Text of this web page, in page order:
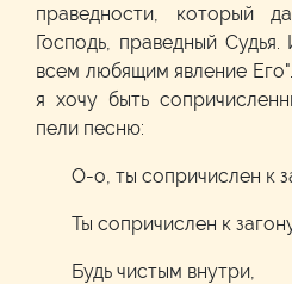
праведности, который
Господь, праведный
всем любящим явление
я хочу быть
пели песню:
О-о, ты сопричислен к
Ты сопричислен к
Будь чистым внутри,